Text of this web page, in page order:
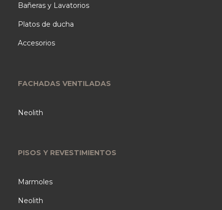
Bañeras y Lavatorios
Platos de ducha
Accesorios
FACHADAS VENTILADAS
Neolith
PISOS Y REVESTIMIENTOS
Marmoles
Neolith